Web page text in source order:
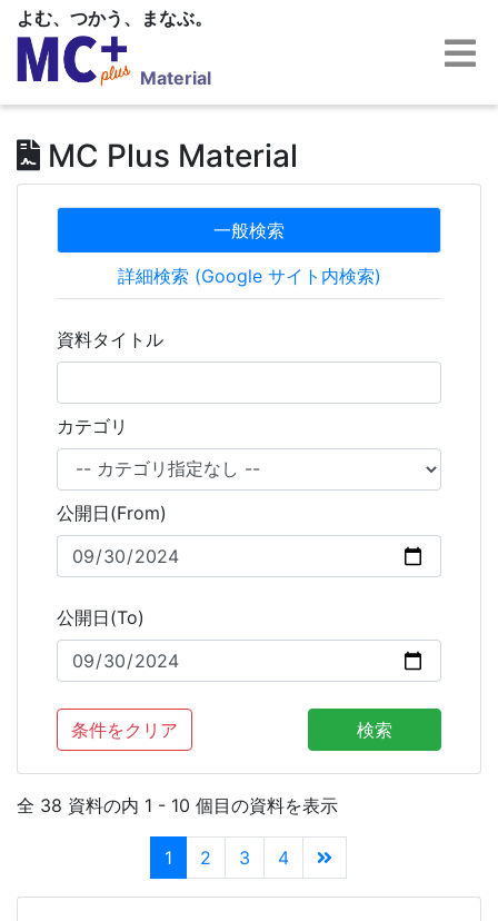
よむ、つかう、まなぶ。
Material
MC Plus Material
一般検索
詳細検索 (Google サイト内検索)
資料タイトル
カテゴリ
公開日(From)
公開日(To)
条件をクリア 検索
全 38 資料の内 1 - 10 個目の資料を表示
1 2 3 4